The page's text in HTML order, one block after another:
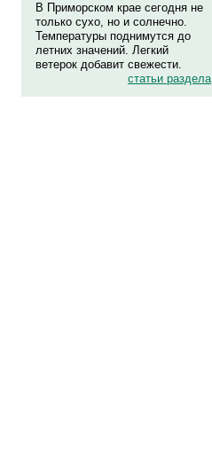
В Приморском крае сегодня не
только сухо, но и солнечно.
Температуры поднимутся до
летних значений. Легкий
ветерок добавит свежести.
статьи раздела